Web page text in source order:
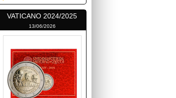
VATICANO 2024/2025
13/06/2026